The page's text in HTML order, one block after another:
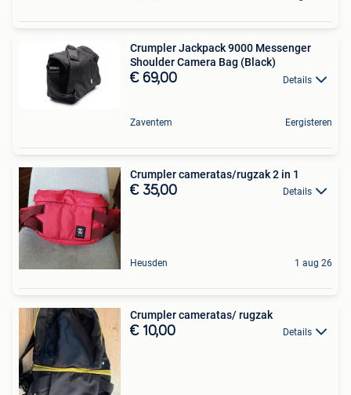
Crumpler Jackpack 9000 Messenger
Shoulder Camera Bag (Black)
€ 69,00 Details
Zaventem Eergisteren
Crumpler cameratas/rugzak 2 in 1
€ 35,00 Details
Heusden 1 aug 26
Crumpler cameratas/ rugzak
€ 10,00 Details